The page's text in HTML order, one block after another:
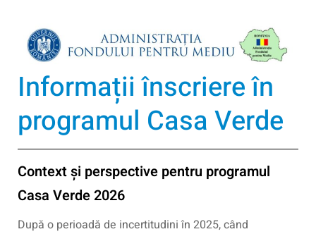
Informații înscriere în
programul Casa Verde
Context și perspective pentru programul
Casa Verde 2026
După o perioadă de incertitudini în 2025, când